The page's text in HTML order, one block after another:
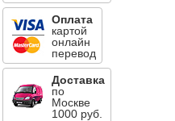
Оплата
картой
онлайн
перевод
Доставка
по
Москве
1000 руб.